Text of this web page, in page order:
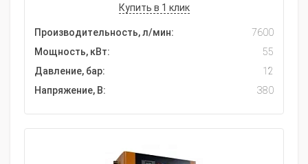
Купить в 1 клик
Производительность, л/мин:
7600
Мощность, кВт:
55
Давление, бар:
12
Напряжение, В:
380